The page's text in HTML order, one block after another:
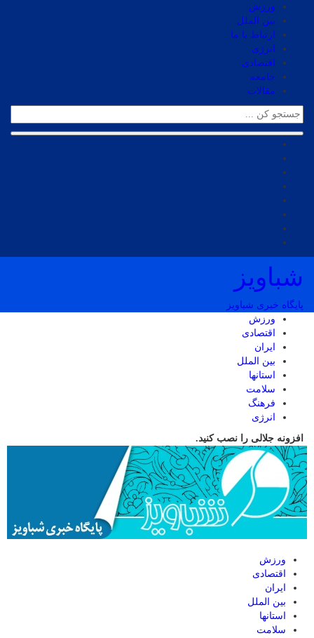
ورزش
بین الملل
ارتباط با ما
انرژی
اقتصادی
جامعه
مقالات
شباویز
پایگاه خبری شباویز
ورزش
اقتصادی
ایران
بین الملل
استانها
سلامت
فرهنگ
انرژی
افزونه جلالی را نصب کنید.
ورزش
اقتصادی
ایران
بین الملل
استانها
سلامت